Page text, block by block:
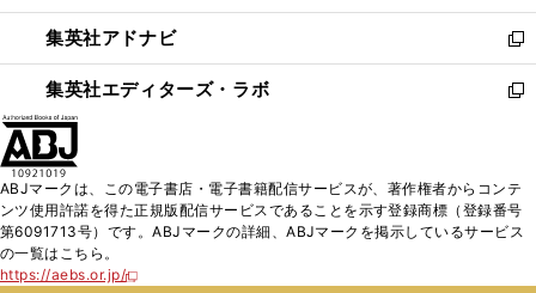
開
く
ウ
で
開
く
ン
ド
ウ
で
ウ
ィ
ン
ド
く
集英社アドナビ
新
し
い
ド
ウ
で
集英社エディターズ・ラボ
新
ィ
ン
ABJマークは、この電子書店・電子書籍配信サービスが、著作権者からコンテ
ンツ使用許諾を得た正規版配信サービスであることを示す登録商標（登録番号
第6091713号）です。ABJマークの詳細、ABJマークを掲示しているサービス
の一覧はこちら。
https://aebs.or.jp/
新